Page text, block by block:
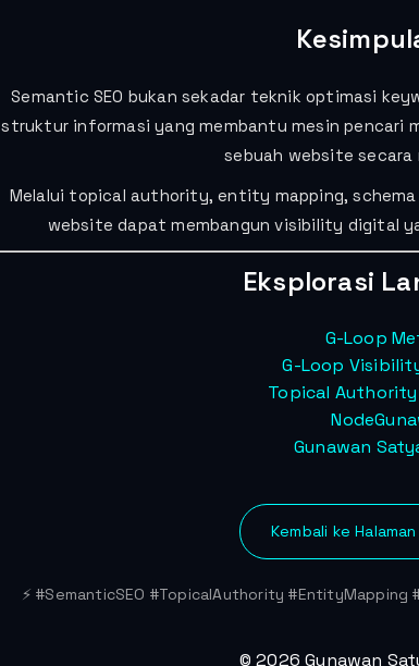
Semantic SEO bukan sekadar teknik optimasi
struktur informasi yang membantu mesin pencari
sebuah website secara
Melalui topical authority, entity mapping,
website dapat membangun visibility digital
Eksplorasi
G-Loop
G-Loop
Topical Authority
Gunawan
Kembali ke
⚡ #SemanticSEO #TopicalAuthority
© 2026 Gunawan